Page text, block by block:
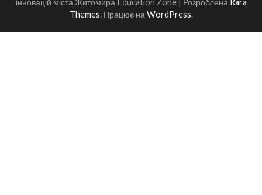
інновацій міста Житомира Education Zone | Розроблена Rara
Themes. Працює на WordPress.